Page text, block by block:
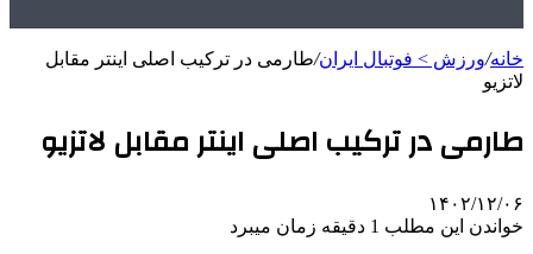
خانه/ورزش > فوتبال ایران/طارمی در ترکیب اصلی اینتر مقابل
لاتزیو
طارمی در ترکیب اصلی اینتر مقابل لاتزیو
۱۴۰۲/۱۲/۰۶
خواندن این مطلب 1 دقیقه زمان میبرد